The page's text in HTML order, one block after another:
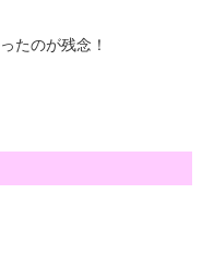
たのが残念！